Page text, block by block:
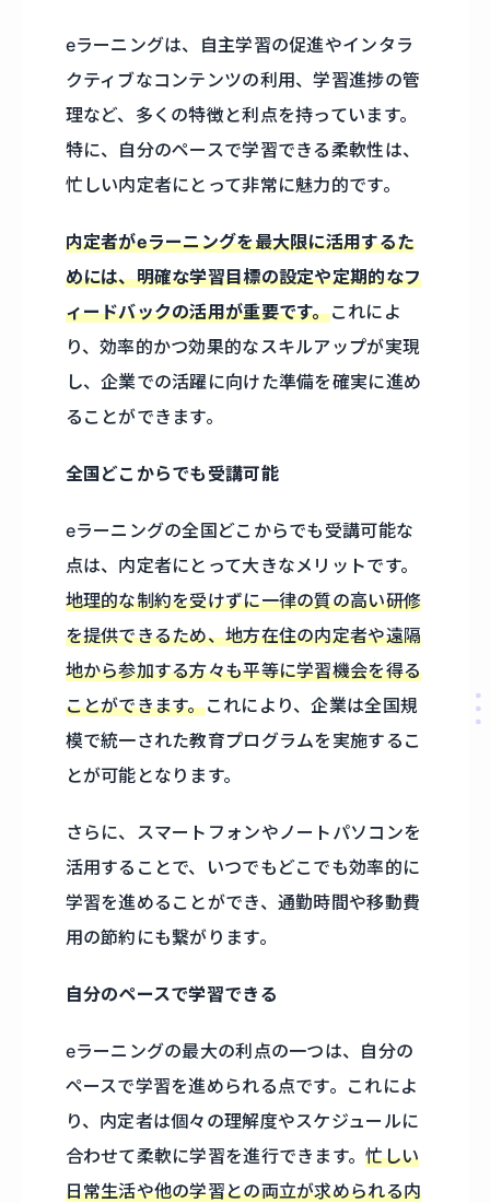
eラーニングは、自主学習の促進やインタラ
クティブなコンテンツの利用、学習進捗の管
理など、多くの特徴と利点を持っています。
特に、自分のペースで学習できる柔軟性は、
忙しい内定者にとって非常に魅力的です。
内定者がeラーニングを最大限に活用するた
めには、明確な学習目標の設定や定期的なフ
ィードバックの活用が重要です。これによ
り、効率的かつ効果的なスキルアップが実現
し、企業での活躍に向けた準備を確実に進め
ることができます。
全国どこからでも受講可能
eラーニングの全国どこからでも受講可能な
点は、内定者にとって大きなメリットです。
地理的な制約を受けずに一律の質の高い研修
を提供できるため、地方在住の内定者や遠隔
地から参加する方々も平等に学習機会を得る
ことができます。これにより、企業は全国規
模で統一された教育プログラムを実施するこ
とが可能となります。
さらに、スマートフォンやノートパソコンを
活用することで、いつでもどこでも効率的に
学習を進めることができ、通勤時間や移動費
用の節約にも繋がります。
自分のペースで学習できる
eラーニングの最大の利点の一つは、自分の
ペースで学習を進められる点です。これによ
り、内定者は個々の理解度やスケジュールに
合わせて柔軟に学習を進行できます。忙しい
日常生活や他の学習との両立が求められる内